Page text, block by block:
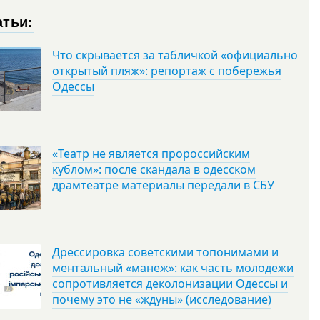
Что скрывается за табличкой «официально
открытый пляж»: репортаж с побережья
Одессы
«Театр не является пророссийским
кублом»: после скандала в одесском
драмтеатре материалы передали в СБУ
Дрессировка советскими топонимами и
ментальный «манеж»: как часть молодежи
сопротивляется деколонизации Одессы и
почему это не «ждуны» (исследование)